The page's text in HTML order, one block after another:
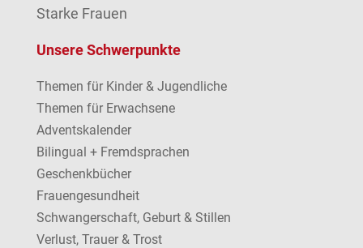
Starke Frauen
Unsere Schwerpunkte
Themen für Kinder & Jugendliche
Themen für Erwachsene
Adventskalender
Bilingual + Fremdsprachen
Geschenkbücher
Frauengesundheit
Schwangerschaft, Geburt & Stillen
Verlust, Trauer & Trost